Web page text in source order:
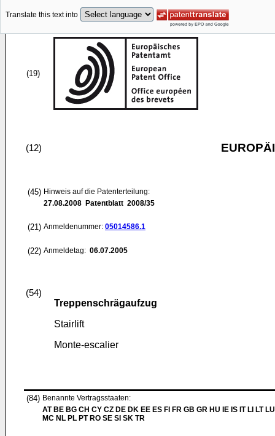
Translate this text into
(19)
(12)
(45) Hinweis auf die Patenterteilung:
27.08.2008 Patentblatt 2008/35
(21) Anmeldenummer: 05014586.1
(22) Anmeldetag: 06.07.2005
(54)
Treppenschrägaufzug
Stairlift
Monte-escalier
(84) Benannte Vertragsstaaten:
AT BE BG CH CY CZ DE DK EE ES FI FR GB GR HU IE IS IT LI LT
MC NL PL PT RO SE SI SK TR